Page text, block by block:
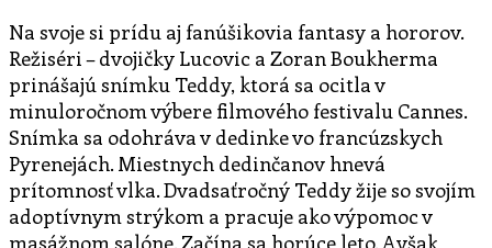
Na svoje si prídu aj fanúšikovia fantasy a hororov.
Režiséri – dvojičky Lucovic a Zoran Boukherma
prinášajú snímku Teddy, ktorá sa ocitla v
minuloročnom výbere filmového festivalu Cannes.
Snímka sa odohráva v dedinke vo francúzskych
Pyrenejách. Miestnych dedinčanov hnevá
prítomnosť vlka. Dvadsaťročný Teddy žije so svojím
adoptívnym strýkom a pracuje ako výpomoc v
masážnom salóne. Začína sa horúce leto. Avšak